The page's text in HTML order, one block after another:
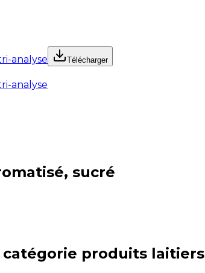
analyse
Télécharger
analyse
sucré
catégorie produits laitiers